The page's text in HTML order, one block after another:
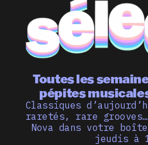
Toutes les
pépites
Classiques
raretés, rare
Nova dans votre
jeudis à